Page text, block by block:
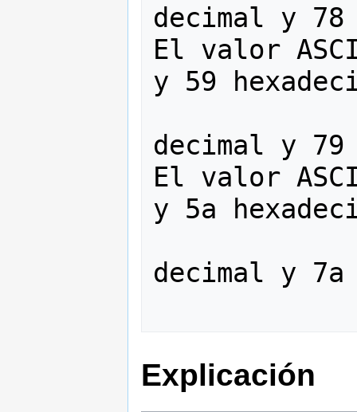
decimal y 78
El valor
y 59
decimal y 79
El valor
y 5a
decimal y 7a
Explicación